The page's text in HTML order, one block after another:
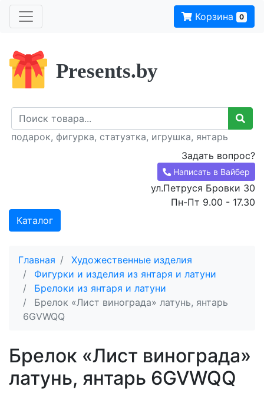
Корзина 0
Presents.by
подарок, фигурка, статуэтка, игрушка, янтарь
Задать вопрос?
Написать в Вайбер
ул.Петруся Бровки 30
Пн-Пт 9.00 - 17.30
Каталог
Главная
Художественные изделия
Фигурки и изделия из янтаря и латуни
Брелоки из янтаря и латуни
Брелок «Лист винограда» латунь, янтарь
6GVWQQ
Брелок «Лист винограда»
латунь, янтарь 6GVWQQ